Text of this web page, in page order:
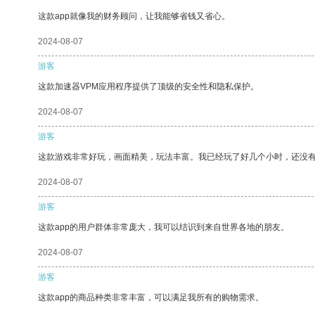
这款app就像我的财务顾问，让我能够省钱又省心。
2024-08-07
游客
这款加速器VPM应用程序提供了顶级的安全性和隐私保护。
2024-08-07
游客
这款游戏非常好玩，画面精美，玩法丰富。我已经玩了好几个小时，还没
2024-08-07
游客
这款app的用户群体非常庞大，我可以结识到来自世界各地的朋友。
2024-08-07
游客
这款app的商品种类非常丰富，可以满足我所有的购物需求。